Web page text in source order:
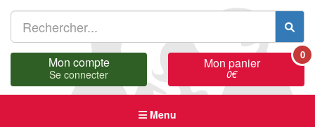
Mon compte
Se connecter
Mon panier
0€
0
Menu